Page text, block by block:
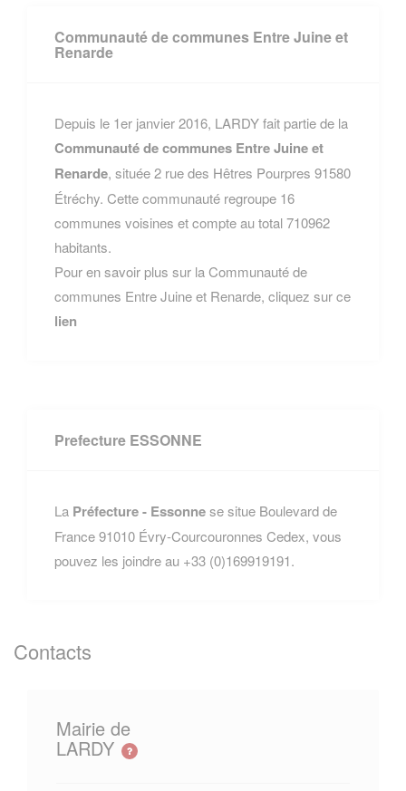
Communauté de communes Entre Juine et
Renarde
Depuis le 1er janvier 2016, LARDY fait partie de la
Communauté de communes Entre Juine et
Renarde, située 2 rue des Hêtres Pourpres 91580
Étréchy. Cette communauté regroupe 16
communes voisines et compte au total 710962
habitants.
Pour en savoir plus sur la Communauté de
communes Entre Juine et Renarde, cliquez sur ce
lien
Prefecture ESSONNE
La Préfecture - Essonnese situe Boulevard de
France 91010 Évry-Courcouronnes Cedex, vous
pouvez les joindre au +33 (0)169919191.
Contacts
Mairie de
LARDY